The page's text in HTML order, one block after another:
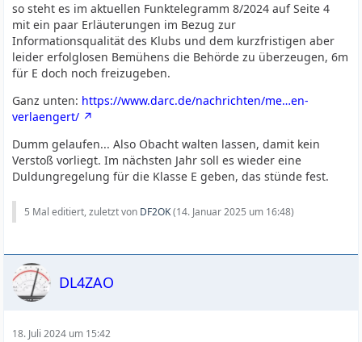
so steht es im aktuellen Funktelegramm 8/2024 auf Seite 4
mit ein paar Erläuterungen im Bezug zur
Informationsqualität des Klubs und dem kurzfristigen aber
leider erfolglosen Bemühens die Behörde zu überzeugen, 6m
für E doch noch freizugeben.
Ganz unten: https://www.darc.de/nachrichten/me…en-
verlaengert/
Dumm gelaufen... Also Obacht walten lassen, damit kein
Verstoß vorliegt. Im nächsten Jahr soll es wieder eine
Duldungregelung für die Klasse E geben, das stünde fest.
5 Mal editiert, zuletzt von DF2OK(14. Januar 2025 um 16:48)
DL4ZAO
18. Juli 2024 um 15:42